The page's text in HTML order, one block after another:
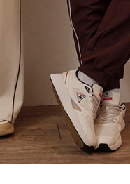
を、必要な購入
AFTEEにあな
意いただけない